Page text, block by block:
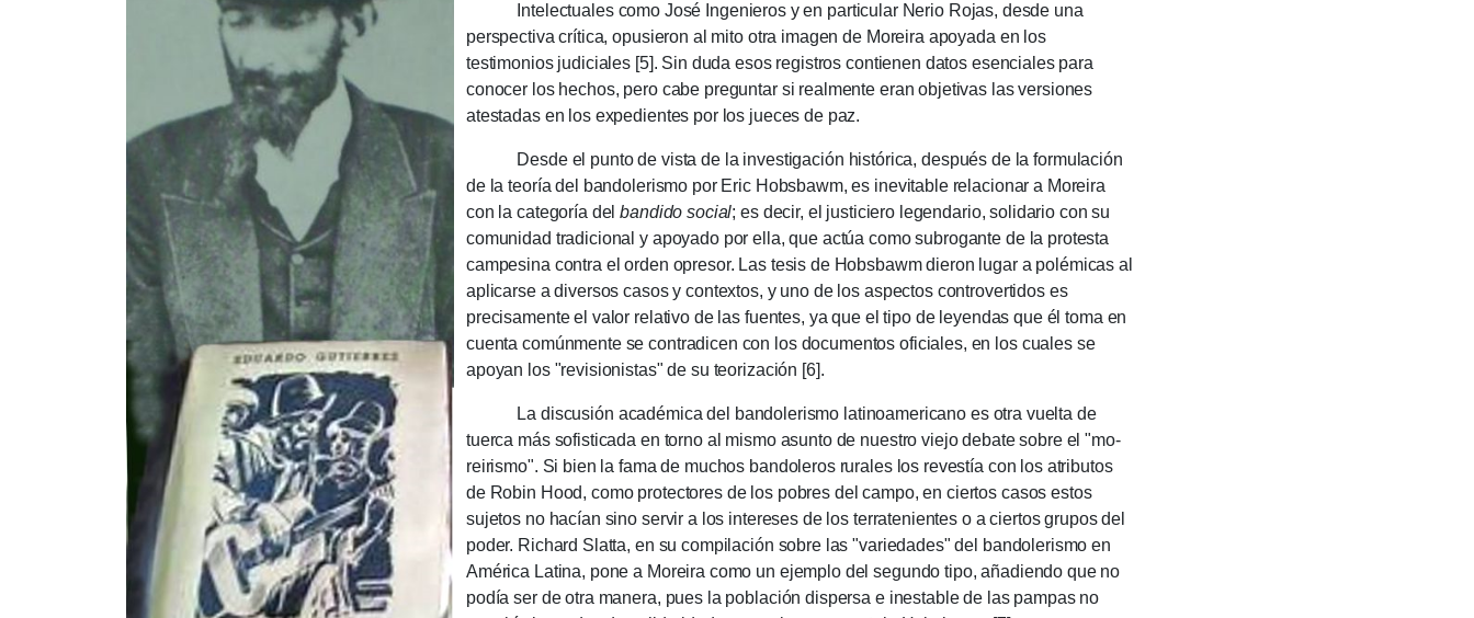
Intele­ctuales como José Ingenie­ros y en particular Nerio Rojas, desde una
perspec­tiva crítica, opusieron al mito otra imagen de Moreira apoyada en los
testimonios judi­cia­les [5]. Sin duda esos regis­tros contie­nen datos esencia­les para
cono­cer los hechos, pero cabe preguntar si real­mente eran obje­tivas las versiones
atestadas en los expe­dien­tes por los jueces de paz.
Desde el punto de vista de la investigación histórica, después de la formulación
de la teoría del bandolerismo por Eric Hobs­bawm, es inevita­ble relacionar a Moreira
con la cate­goría delbandido social; es decir, el justicie­ro legenda­rio, solidario con su
comunidad tradicional y apoyado por ella, que actúa como subrogante de la pro­testa
campesi­na contra el orden opresor. Las tesis de Hobsbawm dieron lugar a polémi­cas al
aplicarse a diversos casos y contextos, y uno de los aspec­tos contro­vertidos es
precisamente el valor relativo de las fuen­tes, ya que el tipo de leyendas que él toma en
cuenta común­mente se contradicen con los documentos oficia­les, en los cuales se
apoyan los "revisionistas" de su teorización [6].
La discusión académica del bandolerismo latinoa­meri­ca­no es otra vuelta de
tuerca más sofisticada en torno al mismo asunto de nuestro viejo debate sobre el "mo­
reirismo". Si bien la fama de muchos bando­le­ros rurales los revestía con los atribu­tos
de Robin Hood, como pro­tectores de los pobres del campo, en ciertos casos estos
sujetos no hacían sino servir a los inte­re­ses de los terrate­nientes o a ciertos grupos del
poder. Richard Slatta, en su compi­lación sobre las "varieda­des" del bandole­rismo en
América Latina, pone a Morei­ra como un ejemplo del segundo tipo, añadiendo que no
podía ser de otra manera, pues la población dispersa e inestable de las pampas no